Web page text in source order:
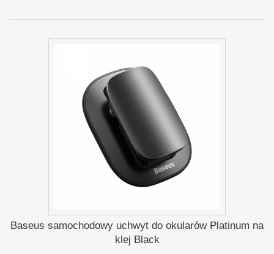
Baseus samochodowy uchwyt do okularów Platinum na
klej Black